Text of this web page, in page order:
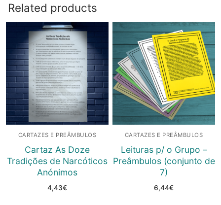
Related products
CARTAZES E PREÂMBULOS
Cartaz As Doze
Tradições de Narcóticos
Anónimos
4,43€
CARTAZES E PREÂMBULOS
Leituras p/ o Grupo –
Preâmbulos (conjunto de
7)
6,44€